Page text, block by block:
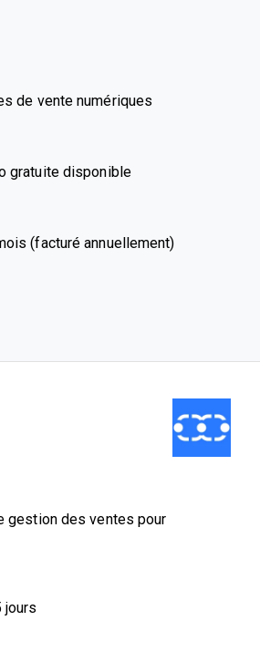
de vente numériques
gratuite disponible
(facturé annuellement)
gestion des ventes pour
jours